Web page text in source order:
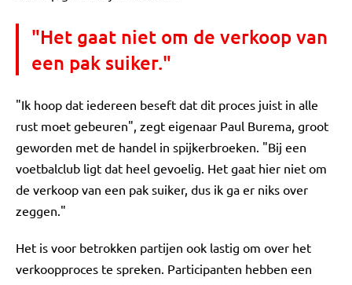
"Het gaat niet om de verkoop van
een pak suiker."
"Ik hoop dat iedereen beseft dat dit proces juist in alle
rust moet gebeuren", zegt eigenaar Paul Burema, groot
geworden met de handel in spijkerbroeken. "Bij een
voetbalclub ligt dat heel gevoelig. Het gaat hier niet om
de verkoop van een pak suiker, dus ik ga er niks over
zeggen."
Het is voor betrokken partijen ook lastig om over het
verkoopproces te spreken. Participanten hebben een